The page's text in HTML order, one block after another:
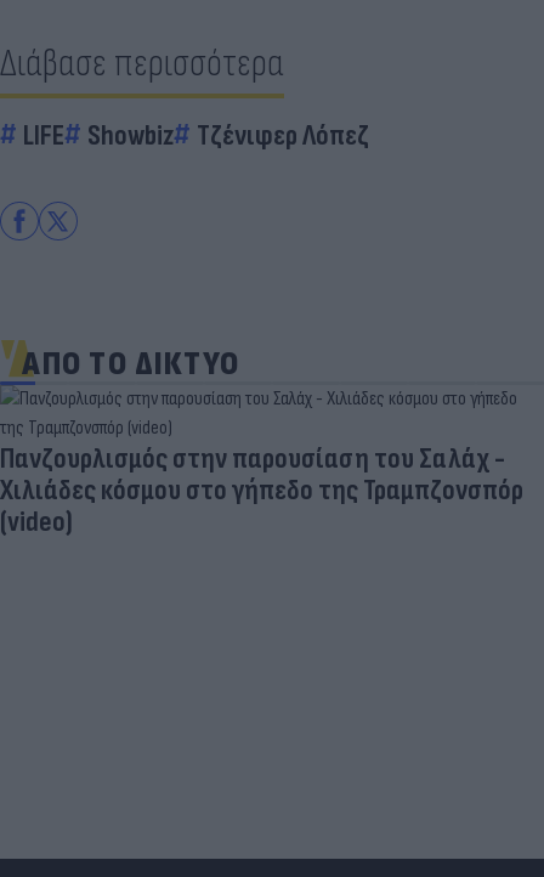
Διάβασε περισσότερα
LIFE Showbiz Τζένιφερ Λόπεζ
ΑΠΟ ΤΟ ΔΙΚΤΥΟ
Πανζουρλισμός στην παρουσίαση του Σαλάχ -
Χιλιάδες κόσμου στο γήπεδο της Τραμπζονσπόρ
(video)